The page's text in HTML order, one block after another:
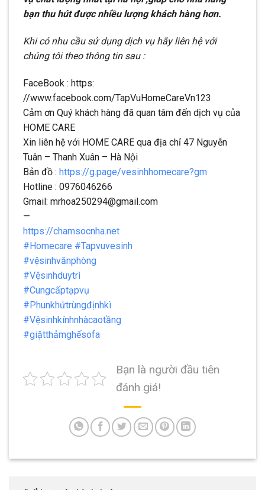
bạn thu hút được nhiều lượng khách hàng hơn.
Khi có nhu cầu sử dụng dịch vụ hãy liên hệ với
chúng tôi theo thông tin sau :
FaceBook : https:
//www.facebook.com/TapVuHomeCareVn123
Cảm ơn Quý khách hàng đã quan tâm đến dịch vụ của
HOME CARE
Xin liên hệ với HOME CARE qua địa chỉ 47 Nguyễn
Tuân – Thanh Xuân – Hà Nội
Bản đồ : https://g.page/vesinhhomecare?gm
Hotline : 0976046266
Gmail: mrhoa250294@gmail.com
—
https://chamsocnha.net
#Homecare #Tapvuvesinh
#vệsinhvănphòng
#Vệsinhduytrì
#Cungcấptạpvụ
#Phunkhửtrùngđịnhkì
#Vệsinhkínhnhàcaotầng
#giặtthảmghếsofa
Bạn là người đầu tiên
đánh giá!